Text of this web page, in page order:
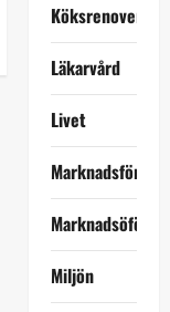
Köksrenovering
Läkarvård
Livet
Marknadsföring
Marknadsöföring
Miljön